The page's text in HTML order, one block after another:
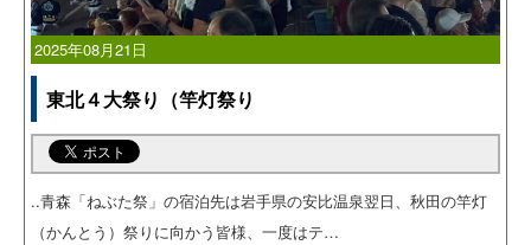
2025年08月21日
東北４大祭り（竿灯祭り
..青森「ねぶた祭」の宿泊先は岩手県の安比温泉翌日、秋田の竿灯
（かんとう）祭りに向かう皆様、一度はテ…